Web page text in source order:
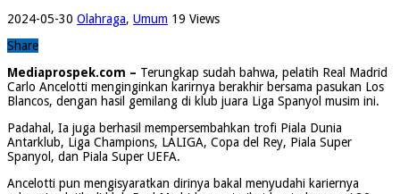
2024-05-30 Olahraga, Umum 19 Views
Share
Mediaprospek.com – Terungkap sudah bahwa, pelatih Real Madrid
Carlo Ancelotti menginginkan karirnya berakhir bersama pasukan Los
Blancos, dengan hasil gemilang di klub juara Liga Spanyol musim ini.
Padahal, Ia juga berhasil mempersembahkan trofi Piala Dunia
Antarklub, Liga Champions, LALIGA, Copa del Rey, Piala Super
Spanyol, dan Piala Super UEFA.
Ancelotti pun mengisyaratkan dirinya bakal menyudahi kariernya